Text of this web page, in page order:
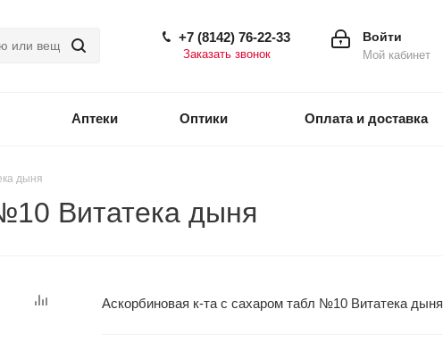
Войти
Мой кабинет
+7 (8142) 76-22-33
Заказать звонок
Аптеки Оптики Оплата и доставка
дыня
Витатека дыня
Аскорбиновая к-та с сахаром табл №10 Витатека дыня